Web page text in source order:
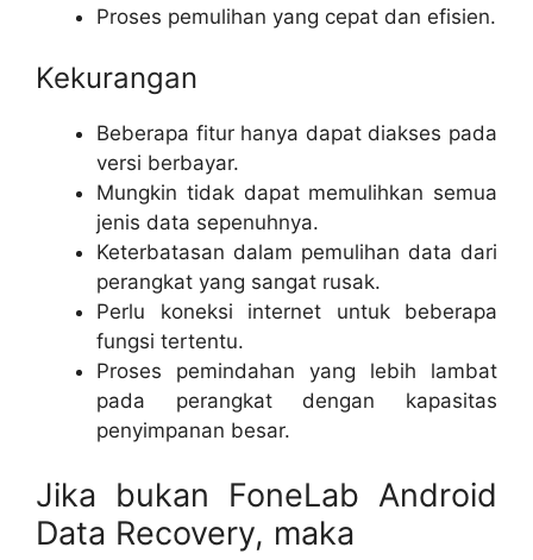
Proses pemulihan yang cepat dan efisien.
Kekurangan
Beberapa fitur hanya dapat diakses pada
versi berbayar.
Mungkin tidak dapat memulihkan semua
jenis data sepenuhnya.
Keterbatasan dalam pemulihan data dari
perangkat yang sangat rusak.
Perlu koneksi internet untuk beberapa
fungsi tertentu.
Proses pemindahan yang lebih lambat
pada perangkat dengan kapasitas
penyimpanan besar.
Jika bukan FoneLab Android
Data Recovery, maka